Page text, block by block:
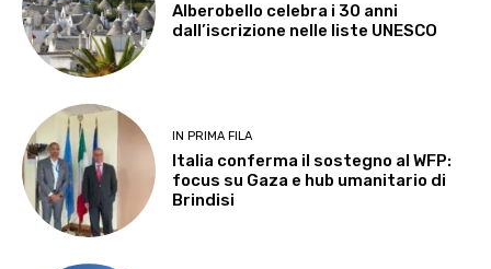
Alberobello celebra i 30 anni
dall’iscrizione nelle liste UNESCO
IN PRIMA FILA
Italia conferma il sostegno al WFP:
focus su Gaza e hub umanitario di
Brindisi